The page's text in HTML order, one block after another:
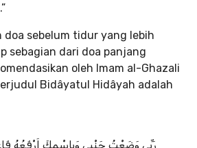
doa sebelum tidur yang lebih
sebagian dari doa panjang
oleh Imam al-Ghazali
Bidâyatul Hidâyah adalah
رَبِّى وَضَعْتُ جَنْبِى وَبِاسْمِكَ اَرْفَعُهُ